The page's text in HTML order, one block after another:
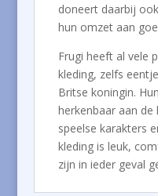
doneert daarbij
hun omzet aan
Frugi heeft al vele
kleding, zelfs
Britse koningin.
herkenbaar aan de
speelse karakters
kleding is leuk,
zijn in ieder geval